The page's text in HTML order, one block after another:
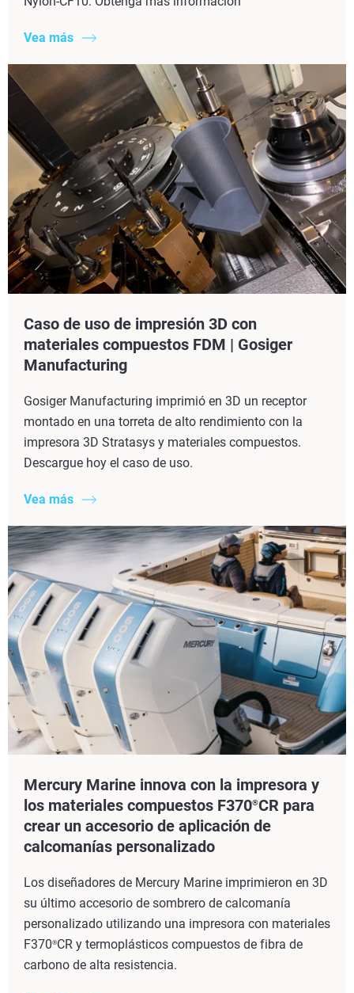
Vea más
Caso de uso de impresión 3D con
materiales compuestos FDM | Gosiger
Manufacturing
Gosiger Manufacturing imprimió en 3D un receptor
montado en una torreta de alto rendimiento con la
impresora 3D Stratasys y materiales compuestos.
Descargue hoy el caso de uso.
Vea más
Mercury Marine innova con la impresora y
los materiales compuestos F370®CR para
crear un accesorio de aplicación de
calcomanías personalizado
Los diseñadores de Mercury Marine imprimieron en 3D
su último accesorio de sombrero de calcomanía
personalizado utilizando una impresora con materiales
F370®CR y termoplásticos compuestos de fibra de
carbono de alta resistencia.